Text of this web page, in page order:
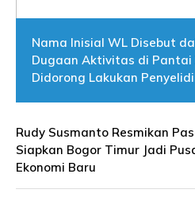
Nama Inisial WL Disebut
Dugaan Aktivitas di Pantai
Didorong Lakukan
Rudy Susmanto Resmikan
Siapkan Bogor Timur Jadi
Ekonomi Baru